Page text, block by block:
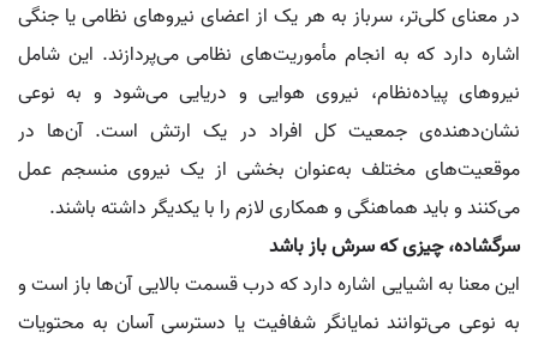
در معنای کلی‌تر، سرباز به هر یک از اعضای نیروهای نظامی یا جنگی
اشاره دارد که به انجام مأموریت‌های نظامی می‌پردازند. این شامل
نیروهای پیاده‌نظام، نیروی هوایی و دریایی می‌شود و به نوعی
نشان‌دهنده‌ی جمعیت کل افراد در یک ارتش است. آن‌ها در
موقعیت‌های مختلف به‌عنوان بخشی از یک نیروی منسجم عمل
می‌کنند و باید هماهنگی و همکاری لازم را با یکدیگر داشته باشند.
سرگشاده، چیزی که سرش باز باشد
این معنا به اشیایی اشاره دارد که درب قسمت بالایی آن‌ها باز است و
به نوعی می‌توانند نمایانگر شفافیت یا دسترسی آسان به محتویات